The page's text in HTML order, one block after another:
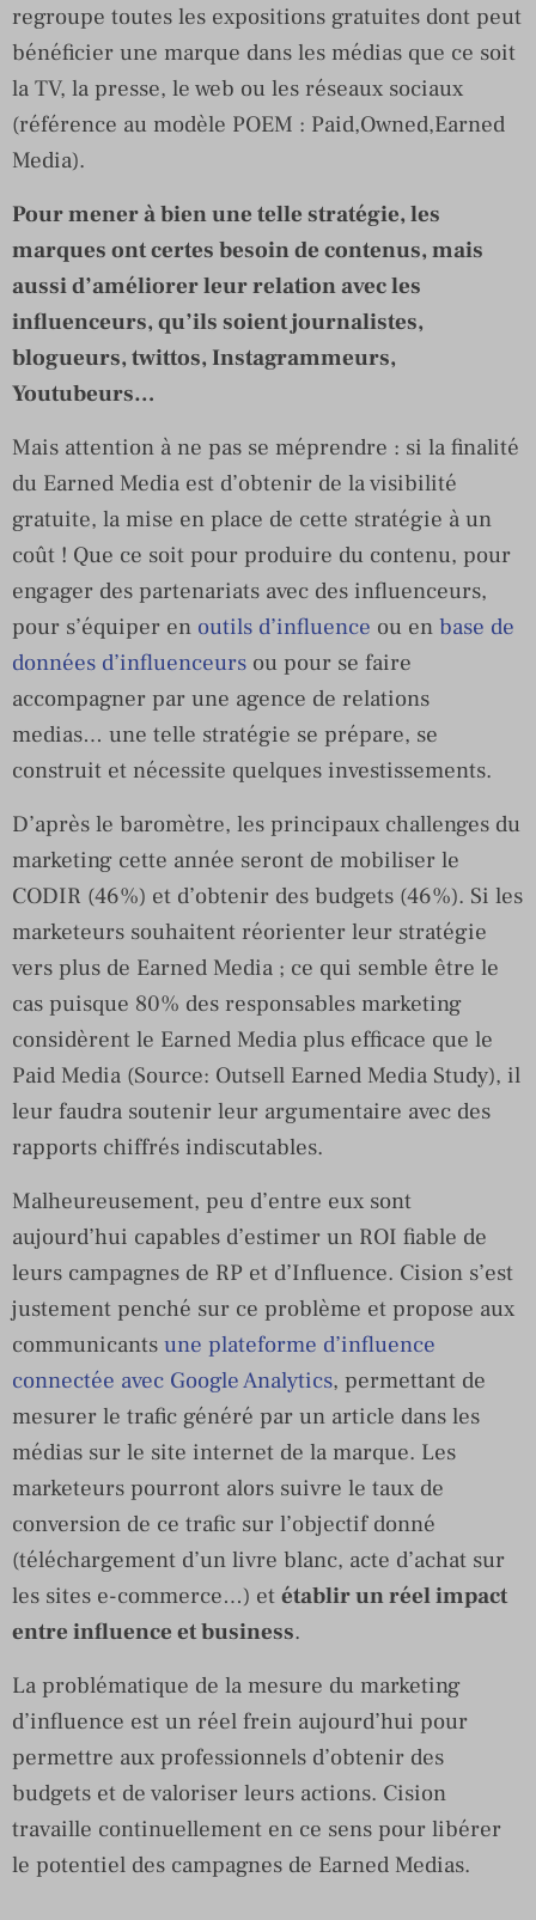
regroupe toutes les expositions gratuites dont peut
bénéficier une marque dans les médias que ce soit
la TV, la presse, le web ou les réseaux sociaux
(référence au modèle POEM : Paid,Owned,Earned
Media).
Pour mener à bien une telle stratégie, les
marques ont certes besoin de contenus, mais
aussi d’améliorer leur relation avec les
influenceurs, qu’ils soient journalistes,
blogueurs, twittos, Instagrammeurs,
Youtubeurs…
Mais attention à ne pas se méprendre : si la finalité
du Earned Media est d’obtenir de la visibilité
gratuite, la mise en place de cette stratégie à un
coût ! Que ce soit pour produire du contenu, pour
engager des partenariats avec des influenceurs,
pour s’équiper en outils d’influence ou en base de
données d’influenceurs ou pour se faire
accompagner par une agence de relations
medias… une telle stratégie se prépare, se
construit et nécessite quelques investissements.
D’après le baromètre, les principaux challenges du
marketing cette année seront de mobiliser le
CODIR (46%) et d’obtenir des budgets (46%). Si les
marketeurs souhaitent réorienter leur stratégie
vers plus de Earned Media ; ce qui semble être le
cas puisque 80% des responsables marketing
considèrent le Earned Media plus efficace que le
Paid Media (Source: Outsell Earned Media Study), il
leur faudra soutenir leur argumentaire avec des
rapports chiffrés indiscutables.
Malheureusement, peu d’entre eux sont
aujourd’hui capables d’estimer un ROI fiable de
leurs campagnes de RP et d’Influence. Cision s’est
justement penché sur ce problème et propose aux
communicants une plateforme d’influence
connectée avec Google Analytics, permettant de
mesurer le trafic généré par un article dans les
médias sur le site internet de la marque. Les
marketeurs pourront alors suivre le taux de
conversion de ce trafic sur l’objectif donné
(téléchargement d’un livre blanc, acte d’achat sur
les sites e-commerce…) et établir un réel impact
entre influence et business.
La problématique de la mesure du marketing
d’influence est un réel frein aujourd’hui pour
permettre aux professionnels d’obtenir des
budgets et de valoriser leurs actions. Cision
travaille continuellement en ce sens pour libérer
le potentiel des campagnes de Earned Medias.